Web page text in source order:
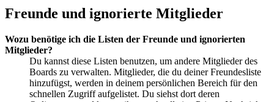
Freunde und ignorierte Mitglieder
Wozu benötige ich die Listen der Freunde und ignorierten
Mitglieder?
Du kannst diese Listen benutzen, um andere Mitglieder des
Boards zu verwalten. Mitglieder, die du deiner Freundesliste
hinzufügst, werden in deinem persönlichen Bereich für den
schnellen Zugriff aufgelistet. Du siehst dort deren